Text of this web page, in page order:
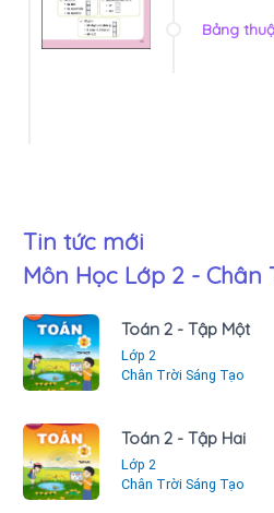
Bảng
Tin tức mới
Môn Học Lớp 2 - Chân
Toán 2 - Tập Một
Lớp 2
Chân Trời Sáng Tạo
Toán 2 - Tập Hai
Lớp 2
Chân Trời Sáng Tạo